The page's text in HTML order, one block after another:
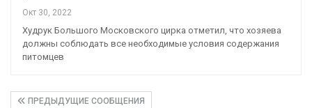
Окт 30, 2022
Худрук Большого Московского цирка отметил, что хозяева
должны соблюдать все необходимые условия содержания
питомцев
ПРЕДЫДУЩИЕ СООБЩЕНИЯ